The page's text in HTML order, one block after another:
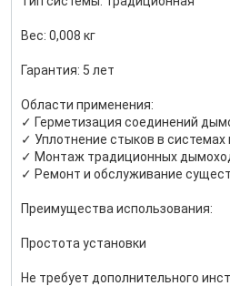
Вес: 0,008 кг
Гарантия: 5 лет
Области применения:
✓ Герметизация соединений
✓ Уплотнение стыков в системах
✓ Монтаж традиционных
✓ Ремонт и обслуживание
Преимущества использования:
Простота установки
Не требует дополнительного